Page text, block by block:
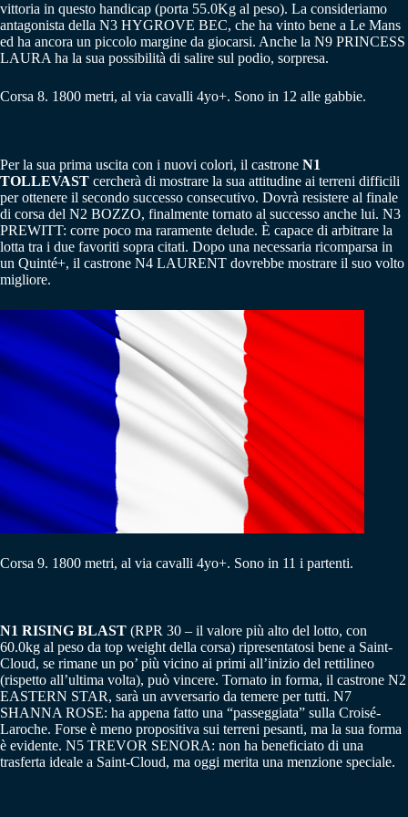
vittoria in questo handicap (porta 55.0Kg al peso). La consideriamo
antagonista della N3 HYGROVE BEC, che ha vinto bene a Le Mans
ed ha ancora un piccolo margine da giocarsi. Anche la N9 PRINCESS
LAURA ha la sua possibilità di salire sul podio, sorpresa.
Corsa 8. 1800 metri, al via cavalli 4yo+. Sono in 12 alle gabbie.
Per la sua prima uscita con i nuovi colori, il castrone N1
TOLLEVAST cercherà di mostrare la sua attitudine ai terreni difficili
per ottenere il secondo successo consecutivo. Dovrà resistere al finale
di corsa del N2 BOZZO, finalmente tornato al successo anche lui. N3
PREWITT: corre poco ma raramente delude. È capace di arbitrare la
lotta tra i due favoriti sopra citati. Dopo una necessaria ricomparsa in
un Quinté+, il castrone N4 LAURENT dovrebbe mostrare il suo volto
migliore.
Corsa 9. 1800 metri, al via cavalli 4yo+. Sono in 11 i partenti.
N1 RISING BLAST (RPR 30 – il valore più alto del lotto, con
60.0kg al peso da top weight della corsa) ripresentatosi bene a Saint-
Cloud, se rimane un po’ più vicino ai primi all’inizio del rettilineo
(rispetto all’ultima volta), può vincere. Tornato in forma, il castrone N2
EASTERN STAR, sarà un avversario da temere per tutti. N7
SHANNA ROSE: ha appena fatto una “passeggiata” sulla Croisé-
Laroche. Forse è meno propositiva sui terreni pesanti, ma la sua forma
è evidente. N5 TREVOR SENORA: non ha beneficiato di una
trasferta ideale a Saint-Cloud, ma oggi merita una menzione speciale.